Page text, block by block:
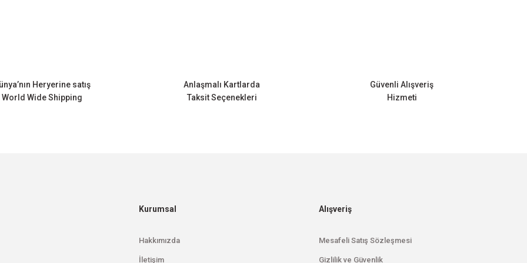
Heryerine satış
World Wide Shipping
Anlaşmalı Kartlarda
Taksit Seçenekleri
Güvenli Alışveriş
Hizmeti
Kurumsal
Hakkımızda
İletişim
Alışveriş
Mesafeli Satış Sözleşmesi
Gizlilik ve Güvenlik